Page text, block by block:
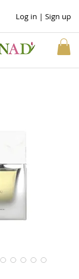
Log in | Sign up